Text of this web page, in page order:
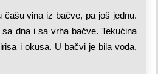
čašu vina iz bačve, pa još jednu.
dna i sa vrha bačve. Tekućina
i okusa. U bačvi je bila voda,